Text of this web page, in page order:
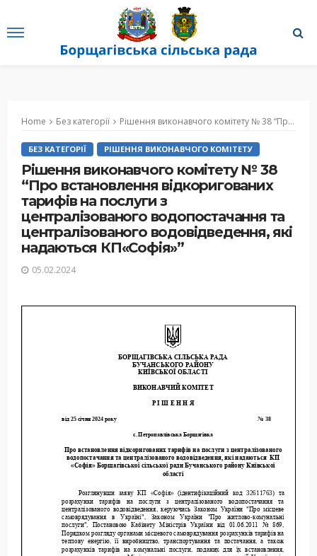
Home Без категорії Рішення виконавчого комітету № 38 “Про встановлення відкоригованих тарифів на послуги з централізованого водопостачання та централізованого водовідведення, які надаються КП«Софія»”
БЕЗ КАТЕГОРІЇ РІШЕННЯ ВИКОНАВЧОГО КОМІТЕТУ
Рішення виконавчого комітету № 38
“Про встановлення відкоригованих
тарифів на послуги з
централізованого водопостачання та
централізованого водовідведення, які
надаються КП«Софія»”
05.02.2024